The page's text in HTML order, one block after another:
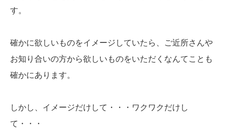
す。
確かに欲しいものをイメージしていたら、ご近所さんや
お知り合いの方から欲しいものをいただくなんてことも
確かにあります。
しかし、イメージだけして・・・ワクワクだけし
て・・・